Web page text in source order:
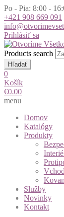
Po - Pia: 8:00 -
+421 908 669 091
Prihlásiť sa
Products search
Hľadať
0
Košík
€0.00
menu
Domov
Katalógy
Produkty
Služby
Novinky
Kontakt